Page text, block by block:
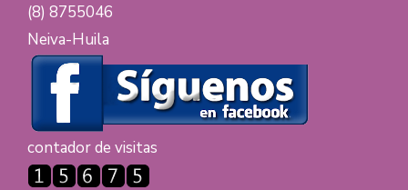
(8) 8755046
Neiva-Huila
contador de visitas